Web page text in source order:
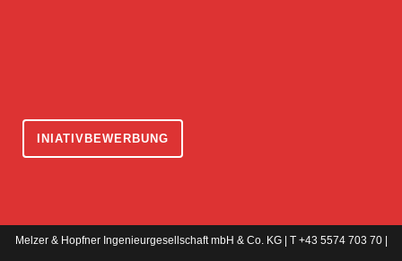
INIATIVBEWERBUNG
Melzer & Hopfner Ingenieurgesellschaft mbH & Co. KG | T +43 5574 703 70 |